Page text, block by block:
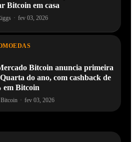
Bitcoin em casa
· fev 03, 2026
Bitcoin anuncia primeira
do ano, com cashback de
em Bitcoin
· fev 03, 2026